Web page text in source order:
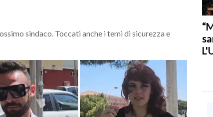
sindaco. Toccati anche i temi di sicurezza e